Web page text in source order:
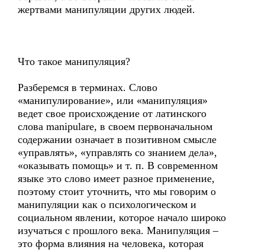
жертвами манипуляции других людей.
Что такое манипуляция?
Разберемся в терминах. Слово
«манипулирование», или «манипуляция»
ведет свое происхождение от латинского
слова manipulare, в своем первоначальном
содержании означает в позитивном смысле
«управлять», «управлять со знанием дела»,
«оказывать помощь» и т. п. В современном
языке это слово имеет разное применение,
поэтому стоит уточнить, что мы говорим о
манипуляции как о психологическом и
социальном явлении, которое начало широко
изучаться с прошлого века. Манипуляция –
это форма влияния на человека, которая